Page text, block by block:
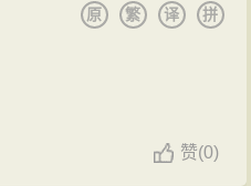
拼
译
繁
原
赞(0)